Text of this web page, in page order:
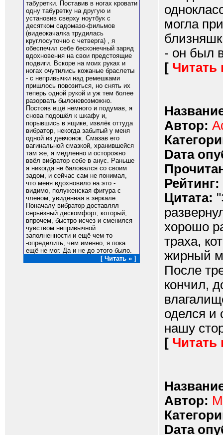
табуретки. Поставив в ногах кровати
одну табуретку на другую и
установив сверху ноутбук с
десятком садомазо-фильмов
(видеокачалка трудилась
круглосуточно с четверга) , я
обеспечил себе бесконечный заряд
вдохновения на свои предстоящие
подвиги. Вскоре на моих руках и
ногах очутились кожаные браслеты
- с непривычки над ремешками
пришлось повозиться, но снять их
теперь одной рукой и уж тем более
разорвать былоневозможно.
Постояв ещё немного и подумав, я
снова подошёл к шкафу и,
порывшись в ящике, извлёк оттуда
вибратор, некогда забытый у меня
одной из девчонок. Смазав его
вагинальной смазкой, хранившейся
там же, я медленно и осторожно
ввёл вибратор себе в анус. Раньше
я никогда не баловался со своим
задом, и сейчас сам не понимал,
что меня вдохновило на это -
видимо, полуженская фигура с
членом, увиденная в зеркале.
Поначалу вибратор доставлял
серьёзный дискомфорт, который,
впрочем, быстро исчез и сменился
чувством непривычной
заполненности и ещё чем-то
-определить, чем именно, я пока
ещё не мог. Да и не до этого было.
[ Читать » ]
могла
- он был
[ Читать
Автор:
Dата
Рейтинг:
Цитата:
хорошо
траха,
жирный
После
кончил,
оделся и
нашу
[ Читать
Автор:
Dата